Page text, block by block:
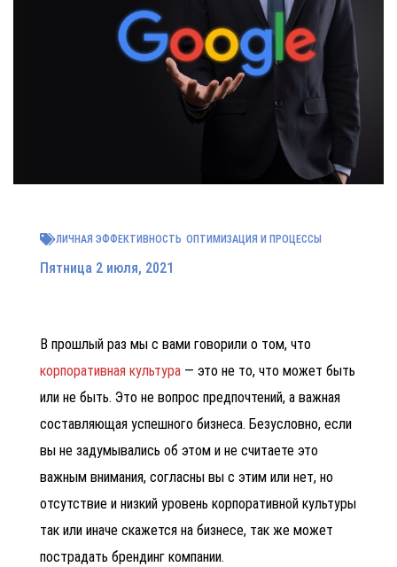
ЛИЧНАЯ ЭФФЕКТИВНОСТЬ ОПТИМИЗАЦИЯ И ПРОЦЕССЫ
Пятница 2 июля, 2021
В прошлый раз мы с вами говорили о том, что
корпоративная культура — это не то, что может быть
или не быть. Это не вопрос предпочтений, а важная
составляющая успешного бизнеса. Безусловно, если
вы не задумывались об этом и не считаете это
важным внимания, согласны вы с этим или нет, но
отсутствие и низкий уровень корпоративной культуры
так или иначе скажется на бизнесе, так же может
пострадать брендинг компании.